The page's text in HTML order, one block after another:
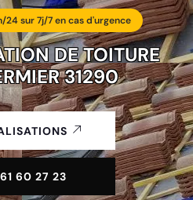
24 sur 7j/7 en cas d'urgence
DE TOITURE
31290
60 27 23